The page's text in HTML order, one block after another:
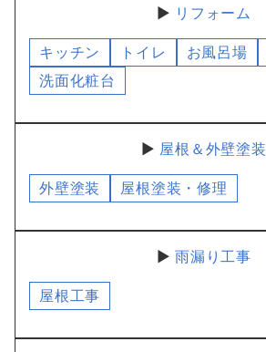
リフォーム
キッチン トイレ お風呂場
洗面化粧台
屋根＆外壁塗装
外壁塗装 屋根塗装・修理
雨漏り工事
屋根工事